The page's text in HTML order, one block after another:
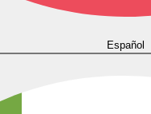
Español